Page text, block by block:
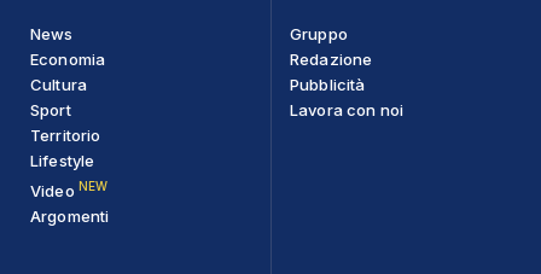
News
Economia
Cultura
Sport
Territorio
Lifestyle
Video NEW
Argomenti
Gruppo
Redazione
Pubblicità
Lavora con noi